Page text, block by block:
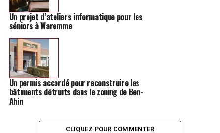
Un projet d’ateliers informatique pour les
séniors à Waremme
Un permis accordé pour reconstruire les
bâtiments détruits dans le zoning de Ben-
Ahin
CLIQUEZ POUR COMMENTER